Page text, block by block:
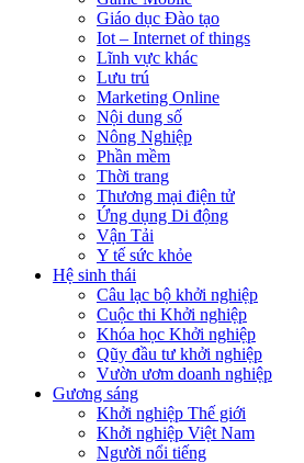
Giáo dục Đào tạo
Iot – Internet of things
Lĩnh vực khác
Lưu trú
Marketing Online
Nội dung số
Nông Nghiệp
Phần mềm
Thời trang
Thương mại điện tử
Ứng dụng Di động
Vận Tải
Y tế sức khỏe
Hệ sinh thái
Câu lạc bộ khởi nghiệp
Cuộc thi Khởi nghiệp
Khóa học Khởi nghiệp
Qũy đầu tư khởi nghiệp
Vườn ươm doanh nghiệp
Gương sáng
Khởi nghiệp Thế giới
Khởi nghiệp Việt Nam
Người nổi tiếng